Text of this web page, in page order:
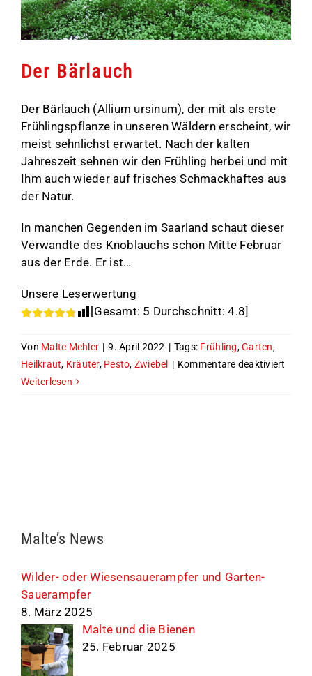
Der Bärlauch
Der Bärlauch (Allium ursinum), der mit als erste
Frühlingspflanze in unseren Wäldern erscheint, wir
meist sehnlichst erwartet. Nach der kalten
Jahreszeit sehnen wir den Frühling herbei und mit
Ihm auch wieder auf frisches Schmackhaftes aus
der Natur.
In manchen Gegenden im Saarland schaut dieser
Verwandte des Knoblauchs schon Mitte Februar
aus der Erde. Er ist…
Unsere Leserwertung
[Gesamt: 5 Durchschnitt:4.8]
Von Malte Mehler | 9. April 2022 | Tags: Frühling,Garten,
Heilkraut, Kräuter, Pesto, Zwiebel | Kommentare deaktiviert
Weiterlesen
Malte’s News
Wilder- oder Wiesensauerampfer und Garten-
Sauerampfer
8. März 2025
Malte und die Bienen
25. Februar 2025